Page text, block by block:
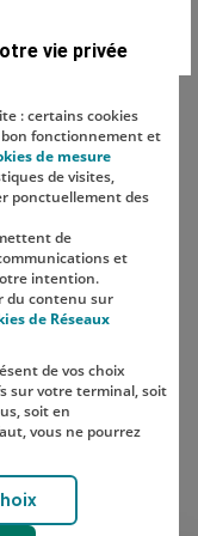
compte Instagram
le compte TikTok
vie privée
: certains cookies
fonctionnement et
de mesure
de visites,
ponctuellement des
de
et
intention.
du contenu sur
de Réseaux
de vos choix
sur votre terminal, soit
soit en
vous ne pourrez
moment, en cliquant